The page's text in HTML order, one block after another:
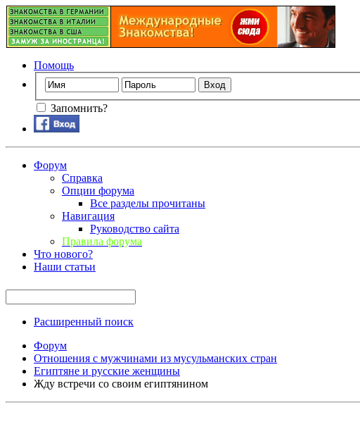
Помощь
Запомнить?
Форум
Справка
Опции форума
Все разделы прочитаны
Навигация
Руководство сайта
Правила форума
Что нового?
Наши статьи
Расширенный поиск
Форум
Отношения с мужчинами из мусульманских стран
Египтяне и русские женщины
Жду встречи со своим египтянином